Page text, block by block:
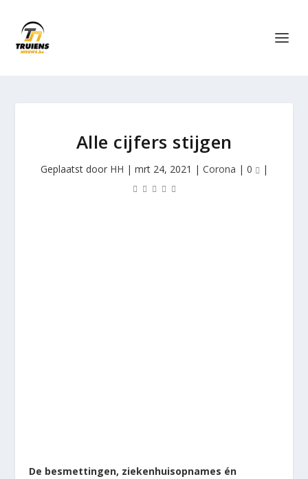
Alle cijfers stijgen
Geplaatst door HH | mrt 24, 2021 | Corona | 0 |
De besmettingen, ziekenhuisopnames én